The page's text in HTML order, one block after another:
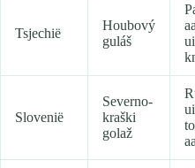
Tsjechië
Houbový
guláš
Slovenië
Severno-
kraški
golaž